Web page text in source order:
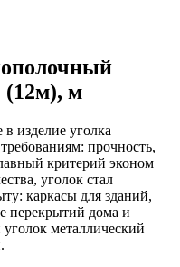
(12м), м
изделие уголка
прочность,
критерий эконом
уголок стал
каркасы для зданий,
перекрытий дома и
металлический